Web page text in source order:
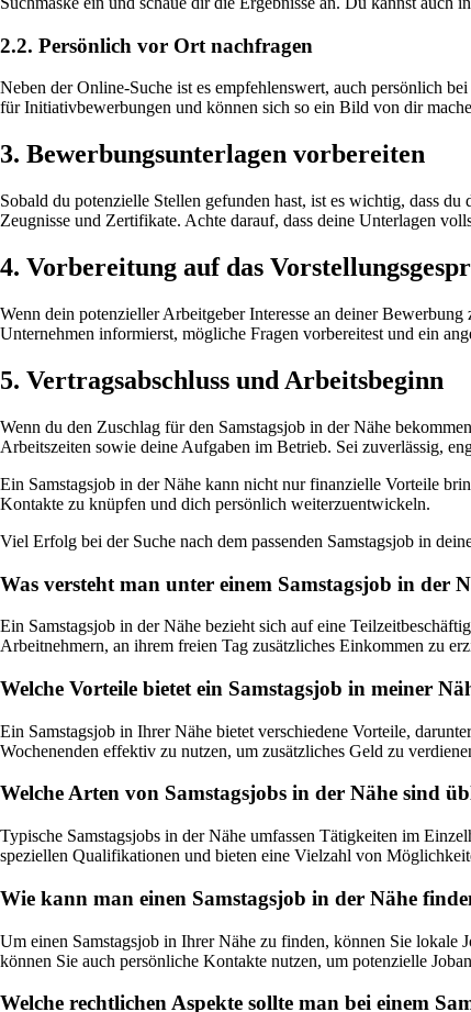
2.2. Persönlich vor Ort nachfragen
Neben der Online-Suche ist es empfehlenswert, auch persönlich
für Initiativbewerbungen und können sich so ein Bild von dir
3. Bewerbungsunterlagen vorbereiten
Sobald du potenzielle Stellen gefunden hast, ist es wichtig, dass
Zeugnisse und Zertifikate. Achte darauf, dass deine Unterlagen
4. Vorbereitung auf das
Wenn dein potenzieller Arbeitgeber Interesse an deiner
Unternehmen informierst, mögliche Fragen vorbereitest und ein
5. Vertragsabschluss und Arbeitsbeginn
Wenn du den Zuschlag für den Samstagsjob in der Nähe
Arbeitszeiten sowie deine Aufgaben im Betrieb. Sei zuverlässig,
Ein Samstagsjob in der Nähe kann nicht nur finanzielle Vorteile
Kontakte zu knüpfen und dich persönlich weiterzuentwickeln.
Viel Erfolg bei der Suche nach dem passenden Samstagsjob in
Was versteht man unter einem Samstagsjob in der
Ein Samstagsjob in der Nähe bezieht sich auf eine
Arbeitnehmern, an ihrem freien Tag zusätzliches Einkommen zu
Welche Vorteile bietet ein Samstagsjob in meiner
Ein Samstagsjob in Ihrer Nähe bietet verschiedene Vorteile,
Wochenenden effektiv zu nutzen, um zusätzliches Geld zu
Welche Arten von Samstagsjobs in der Nähe sind
Typische Samstagsjobs in der Nähe umfassen Tätigkeiten im
speziellen Qualifikationen und bieten eine Vielzahl von
Wie kann man einen Samstagsjob in der Nähe
Um einen Samstagsjob in Ihrer Nähe zu finden, können Sie lokale
können Sie auch persönliche Kontakte nutzen, um potenzielle
Welche rechtlichen Aspekte sollte man bei einem